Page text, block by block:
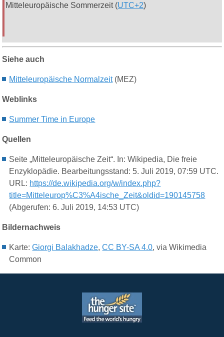
Mitteleuropäische Sommerzeit (UTC+2)
Siehe auch
Mitteleuropäische Normalzeit(MEZ)
Weblinks
Summer Time in Europe
Quellen
Seite „Mitteleuropäische Zeit“. In: Wikipedia, Die freie
Enzyklopädie. Bearbeitungsstand: 5. Juli 2019, 07:59 UTC.
URL: https://de.wikipedia.org/w/index.php?
title=Mitteleurop%C3%A4ische_Zeit&oldid=190145758
(Abgerufen: 6. Juli 2019, 14:53 UTC)
Bildernachweis
Karte:Giorgi Balakhadze,CC BY-SA 4.0, via Wikimedia
Common